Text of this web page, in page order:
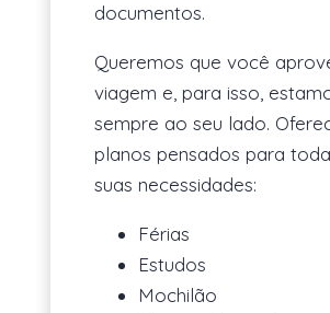
documentos.
Queremos que você
viagem e, para isso,
sempre ao seu lado.
planos pensados para
suas necessidades:
Férias
Estudos
Mochilão